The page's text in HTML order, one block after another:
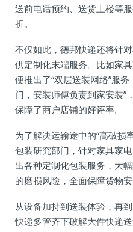
送前电话预约、送货上楼等
折。
不仅如此，德邦快递还将针
供定制化末端服务。比如家
便推出了“双层送装网络”服
门，安装师傅负责到家安装”
保障了商户店铺的好评率。
为了解决运输途中的“高破损
包装研究部门，针对家具家
出各种定制化包装服务，大
的磨损风险，全面保障货物安
从设备加持到送装体验，再
快递多管齐下破解大件快递